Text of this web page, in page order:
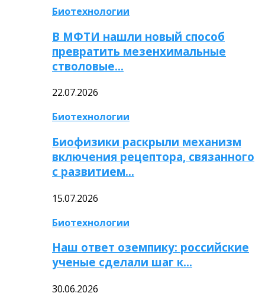
Биотехнологии
В МФТИ нашли новый способ
превратить мезенхимальные
стволовые…
22.07.2026
Биотехнологии
Биофизики раскрыли механизм
включения рецептора, связанного
с развитием…
15.07.2026
Биотехнологии
Наш ответ оземпику: российские
ученые сделали шаг к…
30.06.2026